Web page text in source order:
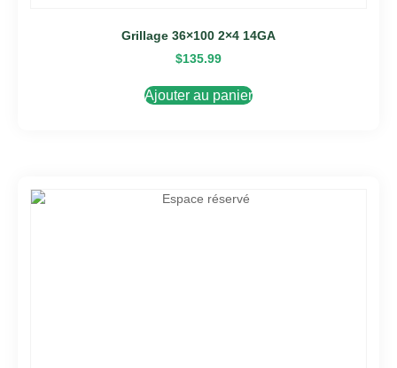
Grillage 36×100 2×4 14GA
$135.99
Ajouter au panier